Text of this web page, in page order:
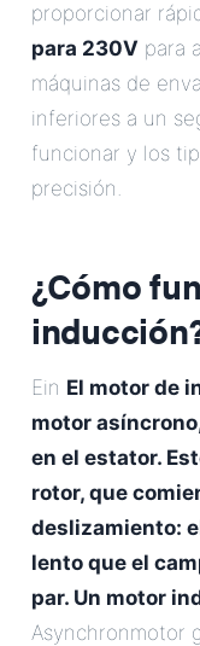
proporcionar
para 230V para
máquinas de
inferiores a un
funcionar y los
precisión.
¿Cómo
Ein El motor de
motor
en el estator.
rotor, que
deslizamiento:
lento que el
par. Un motor
Asynchronmotor